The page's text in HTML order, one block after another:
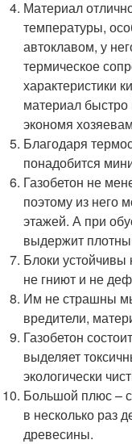
Материал
температуры,
автоклавом, у
термическое
характеристики
материал быстро
экономя
Благодаря
понадобится
Газобетон не
поэтому из него
этажей. А при
выдержит
Блоки устойчивы
не гниют и не
Им не страшны
вредители,
Газобетон
выделяет
экологически
Большой плюс –
в несколько раз
древесины.